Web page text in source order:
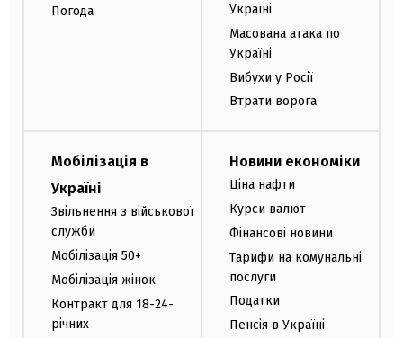
Погода
Україні
Масована атака по
Україні
Вибухи у Росії
Втрати ворога
Мобілізація в
Україні
Звільнення з військової
служби
Мобілізація 50+
Мобілізація жінок
Контракт для 18-24-
річних
Новини економіки
Ціна нафти
Курси валют
Фінансові новини
Тарифи на комунальні
послуги
Податки
Пенсія в Україні